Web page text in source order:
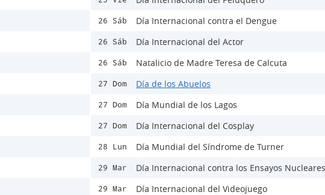
26 Sáb Día Internacional contra el Dengue
26 Sáb Día Internacional del Actor
26 Sáb Natalicio de Madre Teresa de Calcuta
27 Dom Día de los Abuelos
27 Dom Día Mundial de los Lagos
27 Dom Día Internacional del Cosplay
28 Lun Día Mundial del Síndrome de Turner
29 Mar Día Internacional contra los Ensayos Nucleares
29 Mar Día Internacional del Videojuego